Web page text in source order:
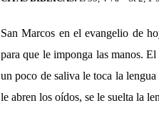
San Marcos en el evangelio de
para que le imponga las manos.
un poco de saliva le toca la
le abren los oídos, se le suelta la